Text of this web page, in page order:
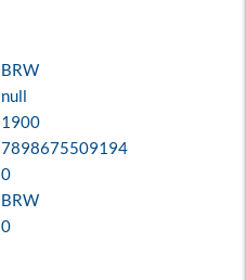
BRW
null
1900
7898675509194
0
BRW
0